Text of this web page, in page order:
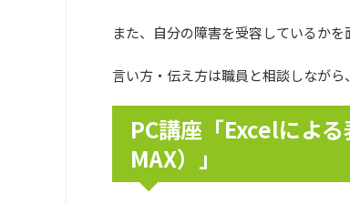
また、自分の障害を受容しているかを
言い方・伝え方は職員と相談しながら
PC講座「Excelによ
MAX）」